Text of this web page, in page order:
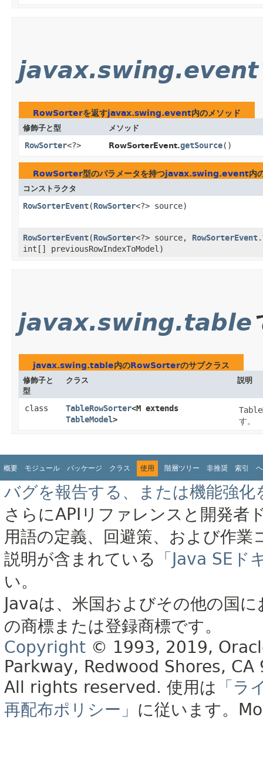
javax.swing.event
RowSorterを返すjavax.swing.event内のメソッド
修飾子と型 メソッド
RowSorter<?> RowSorterEvent.getSource()
RowSorter型のパラメータを持つjavax.swing.event内
コンストラクタ
RowSorterEvent​(RowSorter<?> source)
RowSorterEvent​(RowSorter<?> source,
int[] previousRowIndexToModel)
javax.swing.table
javax.swing.table内のRowSorterのサブクラス
修飾子と
型
クラス 説明
class TableRowSorter<M extends
TableModel> す。
概要 モジュール パッケージ クラス 使用 階層ツリー 非推奨 索引
バグを報告する、または機能強化
さらにAPIリファレンスと開発者
用語の定義、回避策、および作
説明が含まれている
「Java SE
い。
Javaは、米国およびその他の国
の商標または登録商標です。
Copyright © 1993, 2019,
Parkway, Redwood Shores, CA
All rights reserved. 使用は 「ラ
再配布ポリシー」 に従います。